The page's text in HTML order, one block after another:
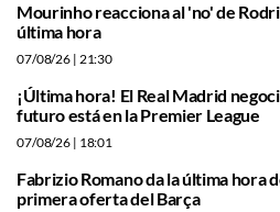
Mourinho reacciona al 'no' de
última hora
07/08/26 | 21:30
¡Última hora! El Real Madrid
futuro está en la Premier League
07/08/26 | 18:01
Fabrizio Romano da la última hora
primera oferta del Barça